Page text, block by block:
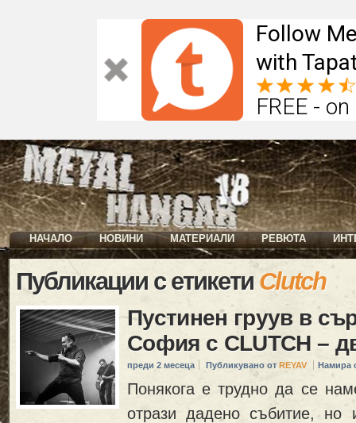
Follow
with
FREE -
НАЧАЛО НОВИНИ МАТЕРИАЛИ РЕВЮТА
Публикации с етикети Clutch
Пустинен груув в
София с CLUTCH –
преди 2 месеца Публикувано от REYAV Намира
Понякога е трудно да се
отрази дадено събитие,